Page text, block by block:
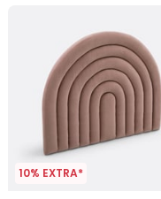
10% EXTRA*